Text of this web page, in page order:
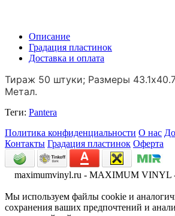
Описание
Градация пластинок
Доставка и оплата
Тираж 50 штуки; Размеры
Метал.
Теги: Pantera
Политика конфиденциальности О нас
Контакты Градация пластинок Оферта
maximumvinyl.ru - MAXIMUM VINYL
Мы используем файлы cookie и
сохранения ваших предпочтений и